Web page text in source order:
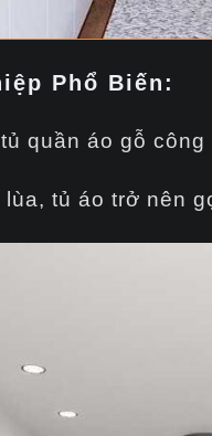
Phổ Biến:
quần áo gỗ
tủ áo trở nên